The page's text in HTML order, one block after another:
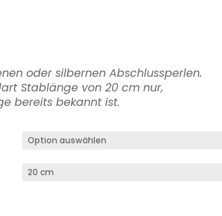
oder silbernen Abschlussperlen.
Stablänge von 20 cm nur,
bereits bekannt ist.